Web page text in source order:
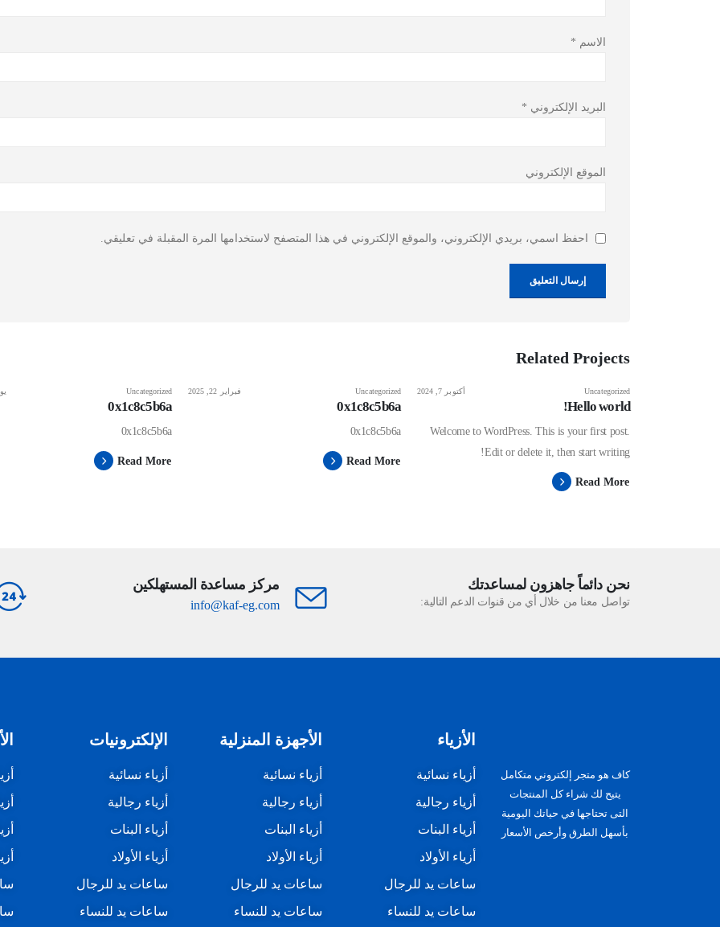
الاسم *
البريد الإلكتروني *
الموقع الإلكتروني
احفظ اسمي، بريدي الإلكتروني، والموقع الإلكتروني في هذا المتصفح لاستخدامها المرة المقبلة في تعليقي.
Related Projects
Uncategorized أكتوبر 7, 2024
Hello world!
Welcome to WordPress. This is your first post.
Edit or delete it, then start writing!
Read More
Uncategorized فبراير 22, 2025
0x1c8c5b6a
0x1c8c5b6a
Read More
Uncategorized
0x1c8c5b6a
0x1c8c5b6a
Read More
نحن دائماً جاهزون لمساعدتك
تواصل معنا من خلال أي من قنوات الدعم التالية:
مركز مساعدة المستهلكين
info@kaf-eg.com
كاف هو متجر إلكتروني متكامل
يتيح لك شراء كل المنتجات
التى تحتاجها في حياتك اليومية
بأسهل الطرق وأرخص الأسعار
الأزياء
أزياء نسائية
أزياء رجالية
أزياء البنات
أزياء الأولاد
ساعات يد للرجال
ساعات يد للنساء
الأجهزة المنزلية
أزياء نسائية
أزياء رجالية
أزياء البنات
أزياء الأولاد
ساعات يد للرجال
ساعات يد للنساء
الإلكترونيات
أزياء نسائية
أزياء رجالية
أزياء البنات
أزياء الأولاد
ساعات يد للرجال
ساعات يد للنساء